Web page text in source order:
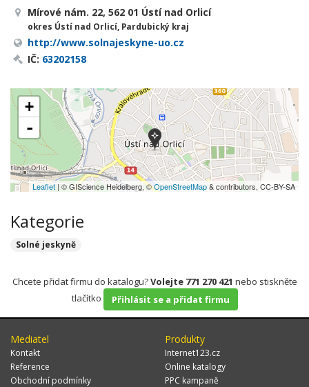
Mírové nám. 22, 562 01 Ústí nad Orlicí
okres Ústí nad Orlicí, Pardubický kraj
http://www.solnajeskyne-uo.cz
IČ: 63202158
+
-
Leaflet | © GIScience Heidelberg, ©OpenStreetMap& contributors, CC-BY-SA
Kategorie
Solné jeskyně
Chcete přidat firmu do katalogu?Volejte 771 270 421 nebo stiskněte
tlačítko
Přihlásit se a přidat firmu
Mediatel
Kontakt
Reference
Obchodní podmínky
Produkty
Internet123.cz
Online katalogy
PPC kampaně